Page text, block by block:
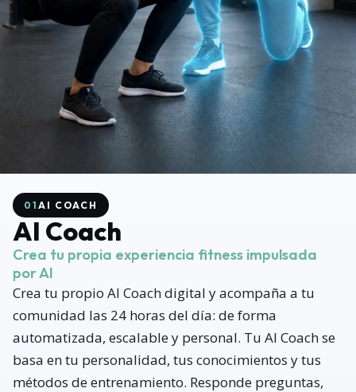
01 AI COACH
AI Coach
Crea tu propia experiencia fitness impulsada
por AI
Crea tu propio AI Coach digital y acompaña a tu
comunidad las 24 horas del día: de forma
automatizada, escalable y personal. Tu AI Coach se
basa en tu personalidad, tus conocimientos y tus
métodos de entrenamiento. Responde preguntas,